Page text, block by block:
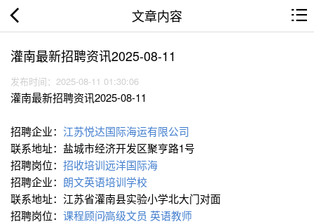
文章内容
灌南最新招聘资讯2025-08-11
发布时间：2025-08-11 01:30:06
灌南最新招聘资讯2025-08-11
招聘企业： 江苏悦达国际海运有限公司
联系地址：盐城市经济开发区聚亨路1号
招聘岗位： 招收培训远洋国际海
招聘企业： 朗文英语培训学校
联系地址：江苏省灌南县实验小学北大门对面
招聘岗位： 课程顾问∕高级文员 英语教师